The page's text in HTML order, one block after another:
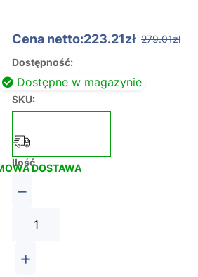
Cena netto:223.21zł 279.01zł
Dostępność:
Dostępne w magazynie
SKU:
DOSTAWA
Ilość
−
+